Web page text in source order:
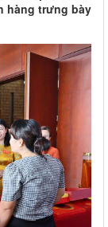
hàng trưng bày